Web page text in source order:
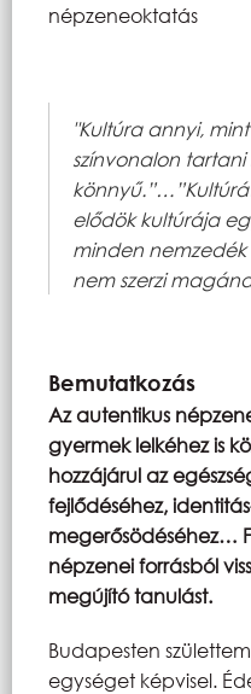
népzeneoktatás
"Kultúra annyi,
színvonalon tartani
elődök kultúrája
minden
nem szerzi
Bemutatkozás
Az autentikus
gyermek lelkéhez is
hozzájárul az
fejlődéséhez,
megerősödéséhez…
népzenei forrásból
megújító tanulást.
Budapesten
egységet képvisel.